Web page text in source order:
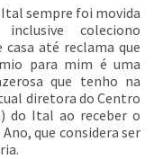
sempre foi movida
coleciono
até reclama que
para mim é uma
que tenho na
diretora do Centro
do Ital ao receber o
que considera ser